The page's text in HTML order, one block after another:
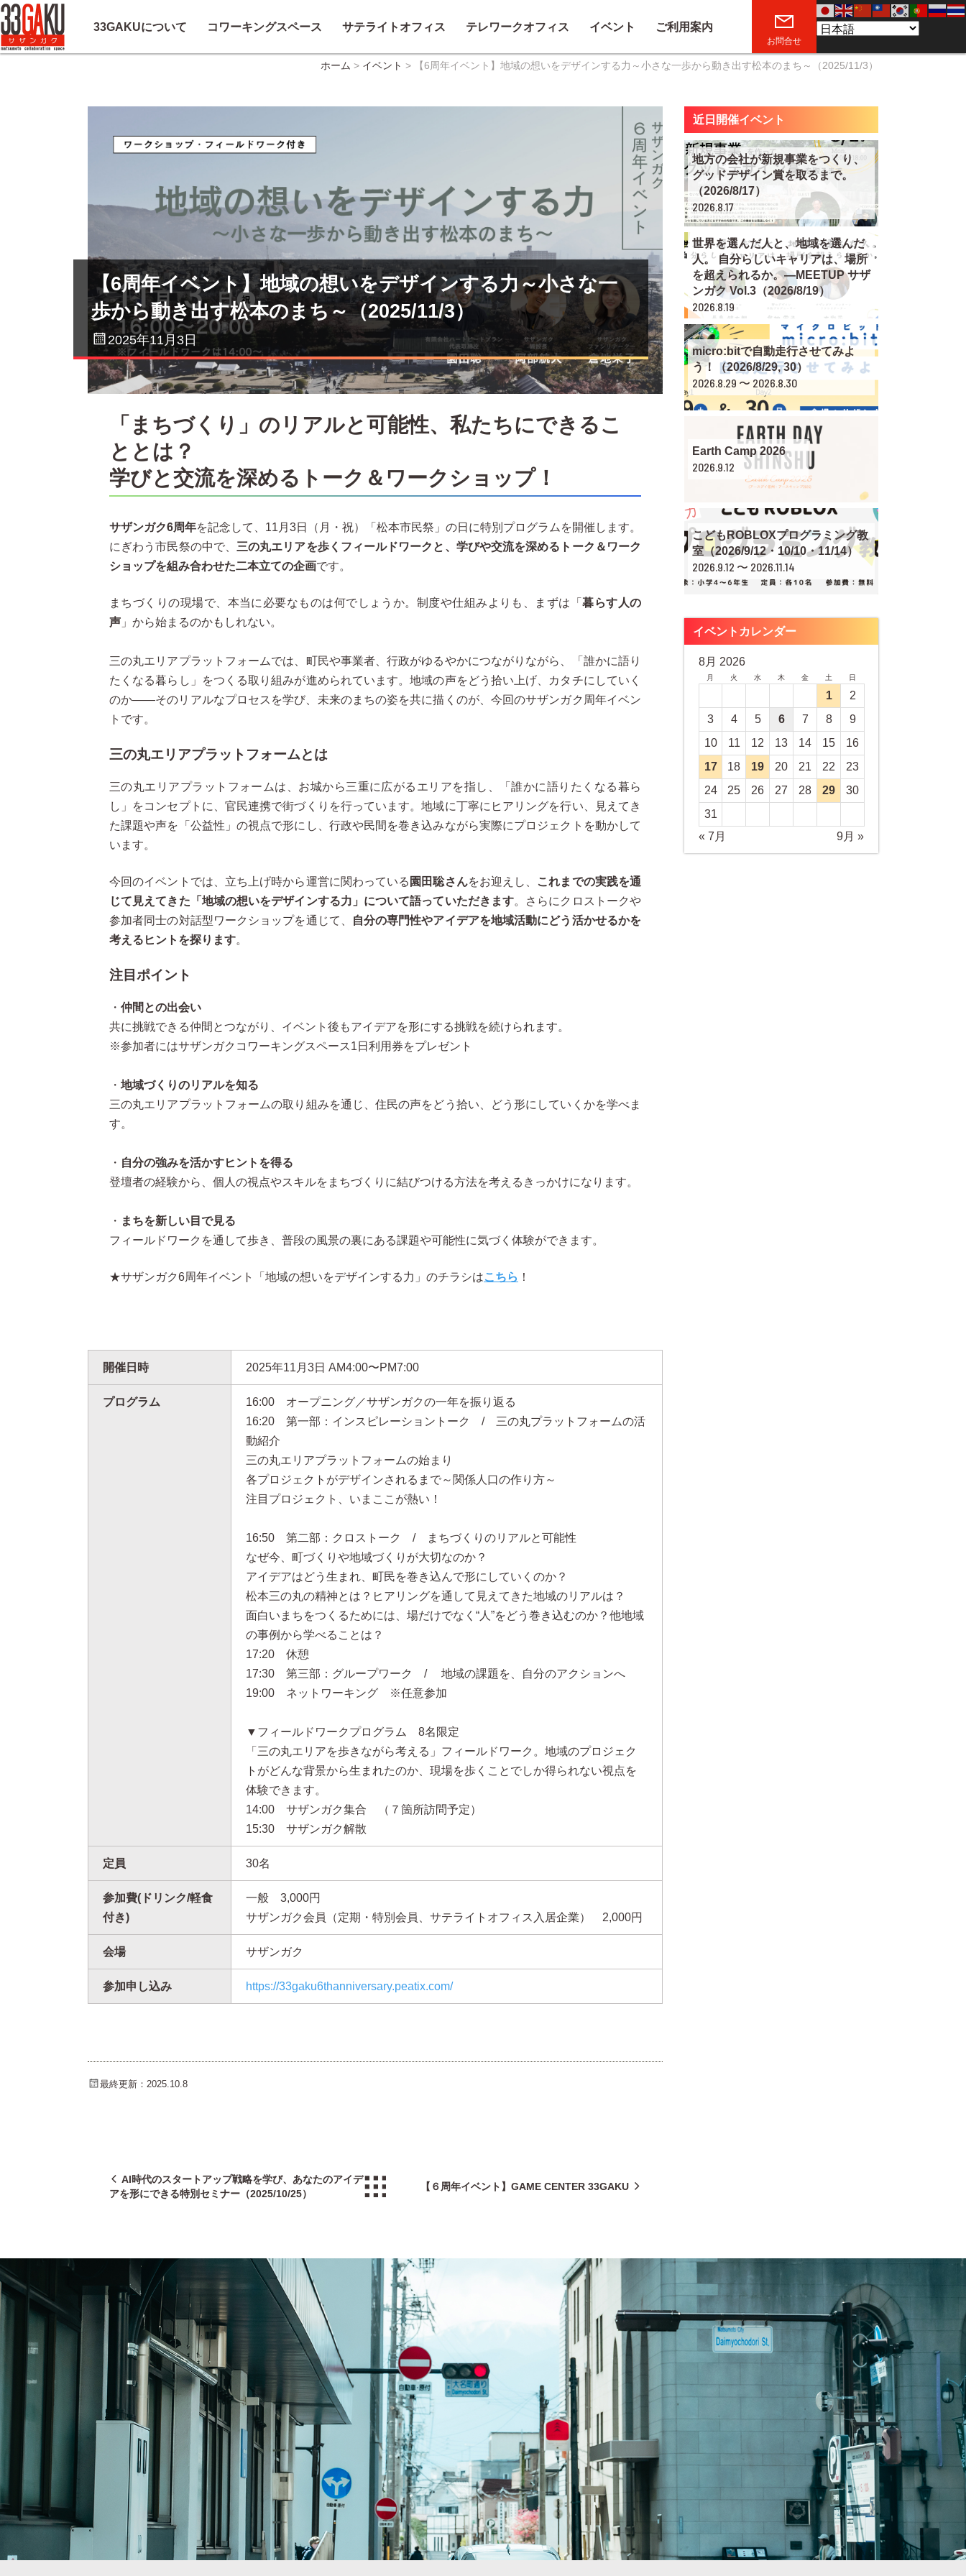
33GAKUについて コワーキングスペース サテライトオフィス テレワークオフィス イベント ご利用案内
お問合せ
ホーム > イベント > 【6周年イベント】地域の想いをデザインする力～小さな一歩から動き出す松本のまち～（2025/11/3）
【6周年イベント】地域の想いをデザインする力～小さな一
歩から動き出す松本のまち～（2025/11/3）
2025年11月3日
「まちづくり」のリアルと可能性、私たちにできるこ
ととは？
学びと交流を深めるトーク＆ワークショップ！
サザンガク6周年を記念して、11月3日（月・祝）「松本市民祭」の日に特別プログラムを開催します。
にぎわう市民祭の中で、 三の丸エリアを歩くフィールドワークと、学びや交流を深めるトーク＆ワーク
ショップを組み合わせた二本立ての企画です。
まちづくりの現場で、本当に必要なものは何でしょうか。制度や仕組みよりも、まずは「暮らす人の
声 」から始まるのかもしれない。
三の丸エリアプラットフォームでは、町民や事業者、行政がゆるやかにつながりながら、「誰かに語り
たくなる暮らし」をつくる取り組みが進められています。地域の声をどう拾い上げ、カタチにしていく
のか――そのリアルなプロセスを学び、未来のまちの姿を共に描くのが、今回のサザンガク周年イベン
トです。
三の丸エリアプラットフォームとは
三の丸エリアプラットフォームは、お城から三重に広がるエリアを指し、「誰かに語りたくなる暮ら
し」をコンセプトに、官民連携で街づくりを行っています。地域に丁寧にヒアリングを行い、見えてき
た課題や声を「公益性」の視点で形にし、行政や民間を巻き込みながら実際にプロジェクトを動かして
います。
今回のイベントでは、立ち上げ時から運営に関わっている 園田聡さんをお迎えし、 これまでの実践を通
じて見えてきた「地域の想いをデザインする力」について語っていただきます。さらにクロストークや
参加者同士の対話型ワークショップを通じて、
自分の専門性やアイデアを地域活動にどう活かせるかを
考えるヒントを探ります。
注目ポイント
・ 仲間との出会い
共に挑戦できる仲間とつながり、イベント後もアイデアを形にする挑戦を続けられます。
※参加者にはサザンガクコワーキングスペース1日利用券をプレゼント
・ 地域づくりのリアルを知る
三の丸エリアプラットフォームの取り組みを通じ、住民の声をどう拾い、どう形にしていくかを学べま
す。
・ 自分の強みを活かすヒントを得る
登壇者の経験から、個人の視点やスキルをまちづくりに結びつける方法を考えるきっかけになります。
・ まちを新しい目で見る
フィールドワークを通して歩き、普段の風景の裏にある課題や可能性に気づく体験ができます。
★サザンガク6周年イベント「地域の想いをデザインする力」のチラシはこちら ！
開催日時 2025年11月3日 AM4:00〜PM7:00
プログラム
16:00 オープニング／サザンガクの一年を振り返る
16:20 第一部：インスピレーショントーク / 三の丸プラットフォームの活
動紹介
三の丸エリアプラットフォームの始まり
各プロジェクトがデザインされるまで～関係人口の作り方～
注目プロジェクト、いまここが熱い！
16:50 第二部：クロストーク / まちづくりのリアルと可能性
なぜ今、町づくりや地域づくりが大切なのか？
アイデアはどう生まれ、町民を巻き込んで形にしていくのか？
松本三の丸の精神とは？ヒアリングを通して見えてきた地域のリアルは？
面白いまちをつくるためには、場だけでなく“人”をどう巻き込むのか？他地域
の事例から学べることは？
17:20 休憩
17:30 第三部：グループワーク / 地域の課題を、自分のアクションへ
19:00 ネットワーキング ※任意参加
▼フィールドワークプログラム 8名限定
「三の丸エリアを歩きながら考える」フィールドワーク。地域のプロジェク
トがどんな背景から生まれたのか、現場を歩くことでしか得られない視点を
体験できます。
14:00 サザンガク集合 （７箇所訪問予定）
15:30 サザンガク解散
定員 30名
参加費(ドリンク/軽食
付き)
一般
3,000円
サザンガク会員（定期・特別会員、サテライトオフィス入居企業）
2,000円
会場 サザンガク
参加申し込み https://33gaku6thanniversary.peatix.com/
最終更新：2025.10.8
AI時代のスタートアップ戦略を学び、あなたのアイデ
アを形にできる特別セミナー（2025/10/25）
【６周年イベント】GAME CENTER 33GAKU
近日開催イベント
地方の会社が新規事業をつくり、
グッドデザイン賞を取るまで。
（2026/8/17）
2026.8.17
世界を選んだ人と、地域を選んだ
人。 自分らしいキャリアは、場所
を超えられるか。―MEETUP サザ
ンガク Vol.3（2026/8/19）
2026.8.19
micro:bitで自動走行させてみよ
う！（2026/8/29, 30）
2026.8.29 〜 2026.8.30
Earth Camp 2026
2026.9.12
こどもROBLOXプログラミング教
室（2026/9/12・10/10・11/14）
2026.9.12 〜 2026.11.14
イベントカレンダー
8月 2026
月 火 水 木 金 土 日
1
2
3
4 5 6 7 8
9
10
11 12 13 14 15
16
17
18 19 20 21 22
23
24
25 26 27 28 29
30
31
« 7月
9月 »